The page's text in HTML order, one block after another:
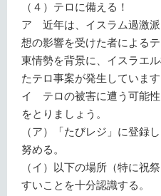
（４）テロに備える！
ア 近年は、イスラム過激
想の影響を受けた者による
東情勢を背景に、イスラエ
たテロ事案が発生しています
イ テロの被害に遭う可能
をとりましょう。
（ア）「たびレジ」に登録
努める。
（イ）以下の場所（特に祝
すいことを十分認識する。